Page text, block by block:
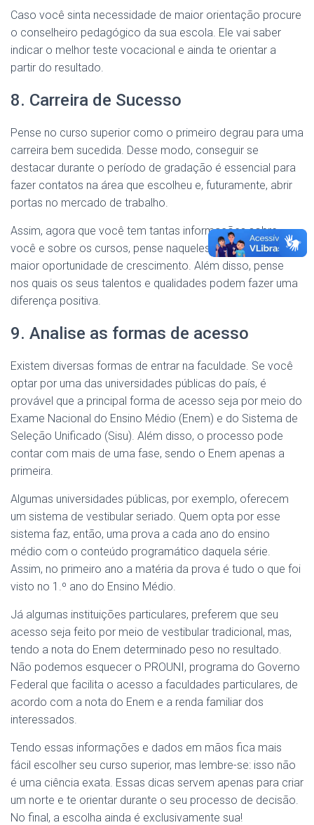
Caso você sinta necessidade de maior orientação procure
o conselheiro pedagógico da sua escola. Ele vai saber
indicar o melhor teste vocacional e ainda te orientar a
partir do resultado.
8. Carreira de Sucesso
Pense no curso superior como o primeiro degrau para uma
carreira bem sucedida. Desse modo, conseguir se
destacar durante o período de gradação é essencial para
fazer contatos na área que escolheu e, futuramente, abrir
portas no mercado de trabalho.
Assim, agora que você tem tantas informações sobre
você e sobre os cursos, pense naqueles que te oferecem
maior oportunidade de crescimento. Além disso, pense
nos quais os seus talentos e qualidades podem fazer uma
diferença positiva.
9. Analise as formas de acesso
Existem diversas formas de entrar na faculdade. Se você
optar por uma das universidades públicas do país, é
provável que a principal forma de acesso seja por meio do
Exame Nacional do Ensino Médio (Enem) e do Sistema de
Seleção Unificado (Sisu). Além disso, o processo pode
contar com mais de uma fase, sendo o Enem apenas a
primeira.
Algumas universidades públicas, por exemplo, oferecem
um sistema de vestibular seriado. Quem opta por esse
sistema faz, então, uma prova a cada ano do ensino
médio com o conteúdo programático daquela série.
Assim, no primeiro ano a matéria da prova é tudo o que foi
visto no 1.º ano do Ensino Médio.
Já algumas instituições particulares, preferem que seu
acesso seja feito por meio de vestibular tradicional, mas,
tendo a nota do Enem determinado peso no resultado.
Não podemos esquecer o PROUNI, programa do Governo
Federal que facilita o acesso a faculdades particulares, de
acordo com a nota do Enem e a renda familiar dos
interessados.
Tendo essas informações e dados em mãos fica mais
fácil escolher seu curso superior, mas lembre-se: isso não
é uma ciência exata. Essas dicas servem apenas para criar
um norte e te orientar durante o seu processo de decisão.
No final, a escolha ainda é exclusivamente sua!